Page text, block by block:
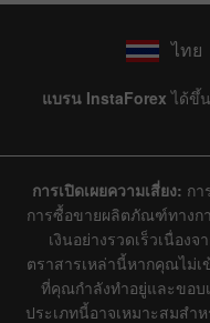
ไทย
แบรน InstaForex ได้ขึ้
การเปิดเผยความเสี่ยง: ก
การซื้อขายผลิตภัณฑ์ทางก
เงินอย่างรวดเร็วเนื่อง
ตราสารเหล่านี้หากคุณไม่เ
ที่คุณกำลังทำอยู่และขอบ
ประเภทนี้อาจเหมาะสมสำ